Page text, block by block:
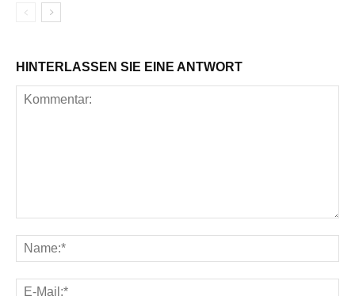
HINTERLASSEN SIE EINE ANTWORT